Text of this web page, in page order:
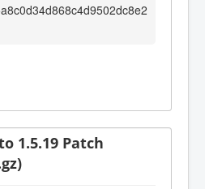
1.5.19 Patch